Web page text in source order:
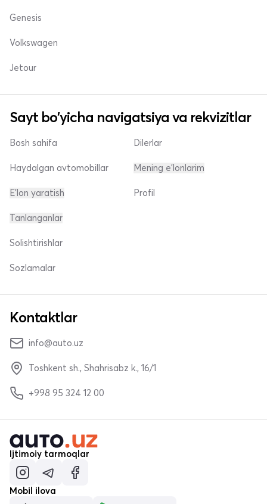
Genesis
Volkswagen
Jetour
Sayt bo'yicha navigatsiya va rekvizitlar
Bosh sahifa
Haydalgan avtomobillar
E'lon yaratish
Dilerlar
Mening e'lonlarim
Profil
Tanlanganlar
Solishtirishlar
Sozlamalar
Kontaktlar
info@auto.uz
Toshkent sh., Shahrisabz k., 16/1
+998 95 324 12 00
Ijtimoiy tarmoqlar
Mobil ilova